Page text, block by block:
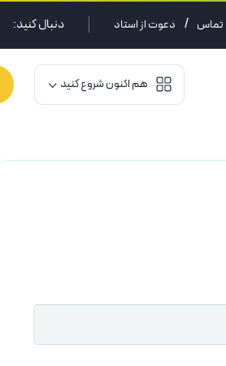
تماس / دعوت از استاد دنبال کنید:
هم اکنون شروع کنید